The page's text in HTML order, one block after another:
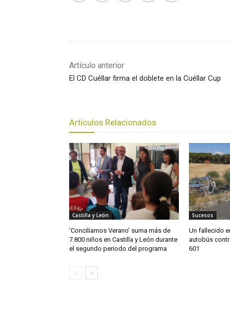
Artículo anterior
El CD Cuéllar firma el doblete en la Cuéllar Cup
Artículos Relacionados
Castilla y León
‘Conciliamos Verano’ suma más de
7.800 niños en Castilla y León durante
el segundo periodo del programa
Sucesos
Un fallecido
autobús
601